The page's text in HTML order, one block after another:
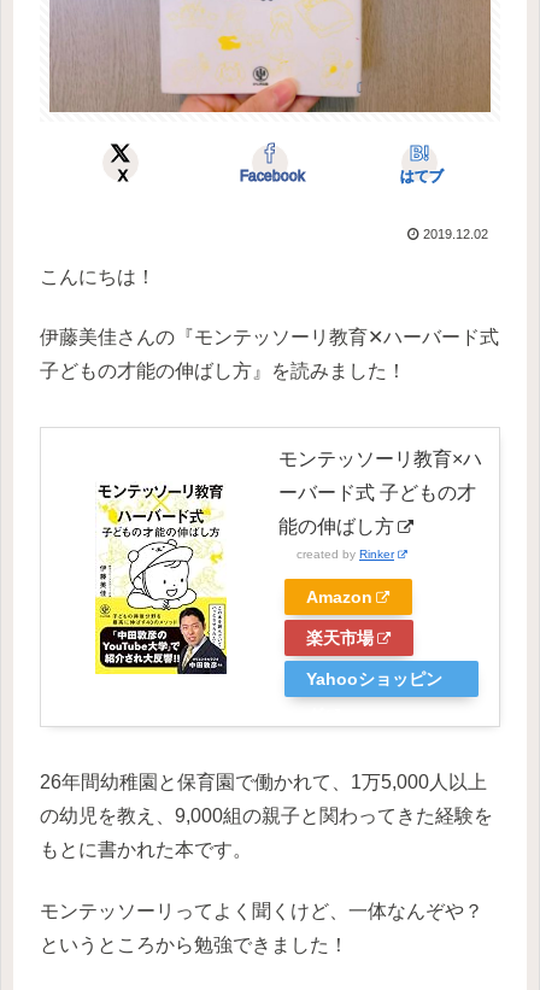
X Facebook はてブ
2019.12.02
こんにちは！
伊藤美佳さんの『モンテッソーリ教育✕ハーバード式
子どもの才能の伸ばし方』を読みました！
モンテッソーリ教育×ハ
ーバード式 子どもの才
能の伸ばし方
created by Rinker
Amazon
楽天市場
Yahooショッピン
26年間幼稚園と保育園で働かれて、1万5,000人以上
の幼児を教え、9,000組の親子と関わってきた経験を
もとに書かれた本です。
モンテッソーリってよく聞くけど、一体なんぞや？
というところから勉強できました！